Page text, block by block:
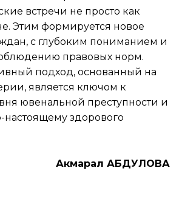
встречи не просто как
Этим формируется новое
с глубоким пониманием и
правовых норм.
подход, основанный на
является ключом к
ювенальной преступности и
здорового
Акмарал АБДУЛОВА